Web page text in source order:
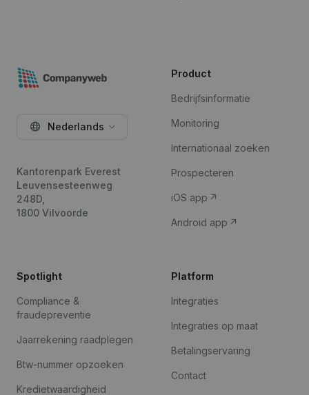
Nederlands
Kantorenpark Everest
Leuvensesteenweg
248D,
1800 Vilvoorde
Product
Bedrijfsinformatie
Monitoring
Internationaal zoeken
Prospecteren
iOS app
Android app
Spotlight
Compliance &
fraudepreventie
Jaarrekening raadplegen
Btw-nummer opzoeken
Kredietwaardigheid
Platform
Integraties
Integraties op maat
Betalingservaring
Contact